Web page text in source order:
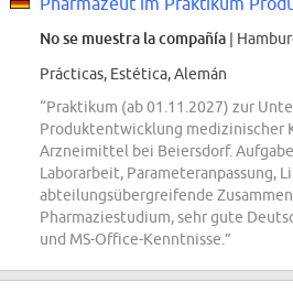
No se muestra la compañía |
Prácticas, Estética, Alemán
“Praktikum (ab 01.11.2027) zur
Produktentwicklung medizinischer
Arzneimittel bei Beiersdorf.
Laborarbeit, Parameteranpassung,
abteilungsübergreifende
Pharmaziestudium, sehr gute
und MS-Office-Kenntnisse.”